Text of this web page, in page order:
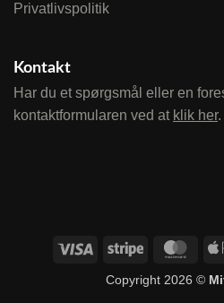
Privatlivspolitik
Kontakt
Har du et spørgsmål eller en
kontaktformularen ved at klik her.
Visa Stripe
Copyright 2026 ©